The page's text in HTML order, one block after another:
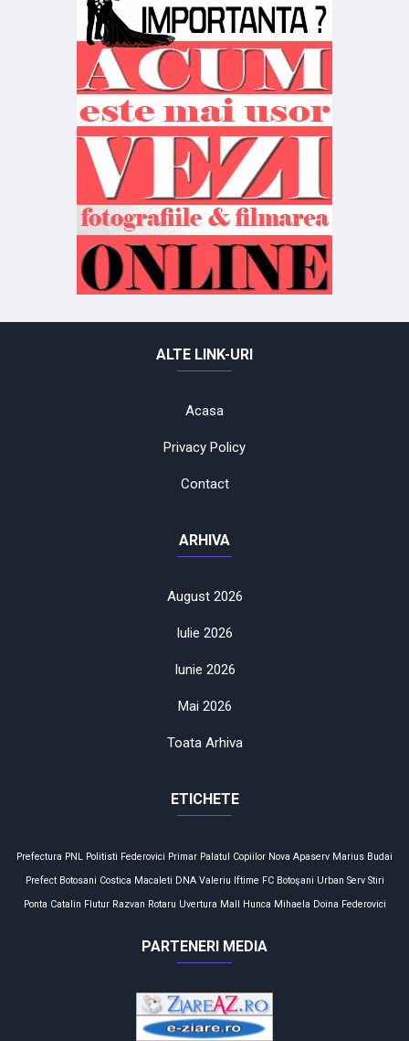
ALTE LINK-URI
Acasa
Privacy Policy
Contact
ARHIVA
August 2026
Iulie 2026
Iunie 2026
Mai 2026
Toata Arhiva
ETICHETE
Prefectura PNL Politisti Federovici Primar Palatul Copiilor Nova Apaserv Marius Budai
Prefect Botosani Costica Macaleti DNA Valeriu Iftime FC Botoşani Urban Serv Stiri
Ponta Catalin Flutur Razvan Rotaru Uvertura Mall Hunca Mihaela Doina Federovici
PARTENERI MEDIA